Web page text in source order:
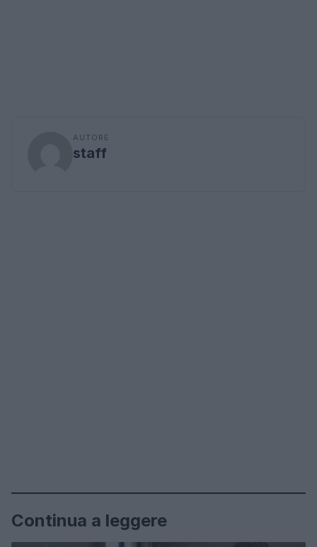
AUTORE
staff
Continua a leggere